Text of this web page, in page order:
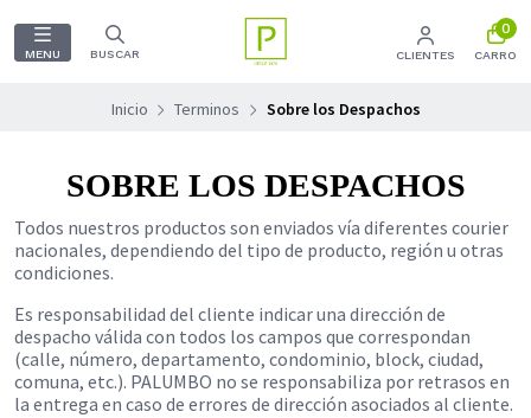
MENU BUSCAR CLIENTES
0
CARRO
Inicio Terminos Sobre los Despachos
SOBRE LOS DESPACHOS
Todos nuestros productos son enviados vía diferentes courier
nacionales, dependiendo del tipo de producto, región u otras
condiciones.
Es responsabilidad del cliente indicar una dirección de
despacho válida con todos los campos que correspondan
(calle, número, departamento, condominio, block, ciudad,
comuna, etc.). PALUMBO no se responsabiliza por retrasos en
la entrega en caso de errores de dirección asociados al cliente.